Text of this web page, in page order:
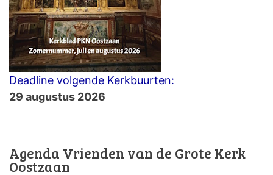
Deadline volgende Kerkbuurten:
29 augustus 2026
Agenda Vrienden van de Grote Kerk
Oostzaan